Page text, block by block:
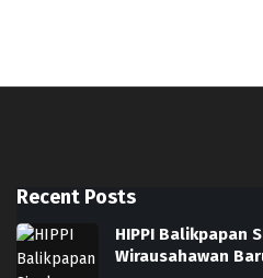
Recent Posts
HIPPI Balikpapan
Wirausahawan